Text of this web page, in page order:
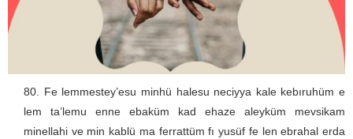
Fe lemmestey’esu minhü halesu neciyya kale kebıruhüm e
lem ta’lemu enne ebaküm kad ehaze aleyküm mevsikam
minellahi ve min kablü ma ferrattüm fı yusüf fe len ebrahal erda